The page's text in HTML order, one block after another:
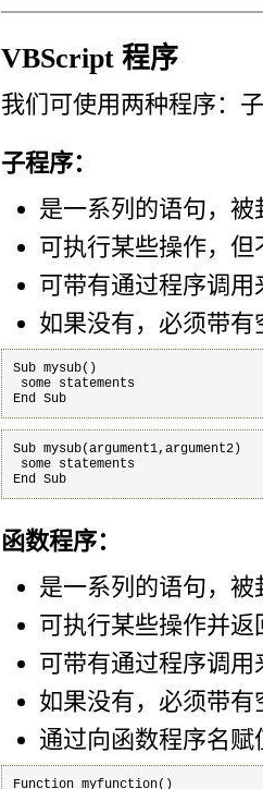
VBScript 程序
我们可使用两种程序：
子程序：
是一系列的语句，
可执行某些操作，但
可带有通过程序调
如果没有，必须带有
Sub mysub()
some statements
End Sub
Sub mysub(argument1,argument2)
some statements
End Sub
函数程序：
是一系列的语句，
可执行某些操作并返
可带有通过程序调
如果没有，必须带有
通过向函数程序名
Function myfunction()